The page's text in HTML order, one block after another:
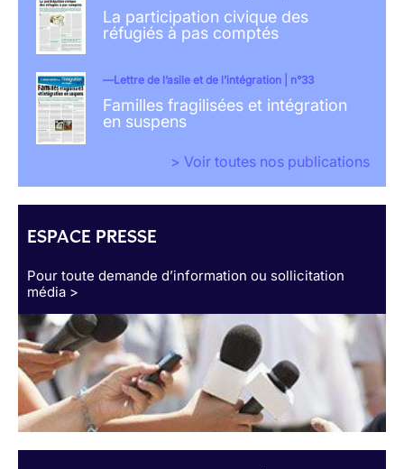
La participation civique des
réfugiés à pas comptés
Lettre de l’asile et de l’intégration | n°33
Familles fragilisées et intégration
en suspens
> Voir toutes nos publications
ESPACE PRESSE
Pour toute demande d’information ou sollicitation
média >